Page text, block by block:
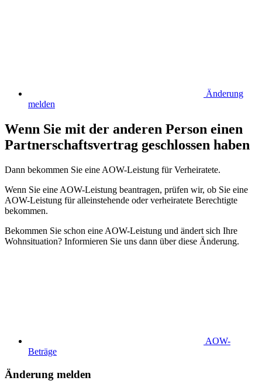
Änderung
melden
Wenn Sie mit der anderen Person einen
Partnerschaftsvertrag geschlossen haben
Dann bekommen Sie eine AOW-Leistung für Verheiratete.
Wenn Sie eine AOW-Leistung beantragen, prüfen wir, ob Sie eine
AOW-Leistung für alleinstehende oder verheiratete Berechtigte
bekommen.
Bekommen Sie schon eine AOW-Leistung und ändert sich Ihre
Wohnsituation? Informieren Sie uns dann über diese Änderung.
AOW-
Beträge
Änderung melden